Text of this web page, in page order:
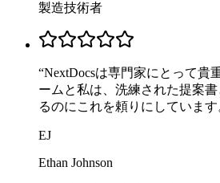
製造技術者
“NextDocsは専門家にとって貴
ームと私は、洗練された提案
るのにこれを頼りにしています
EJ
Ethan Johnson